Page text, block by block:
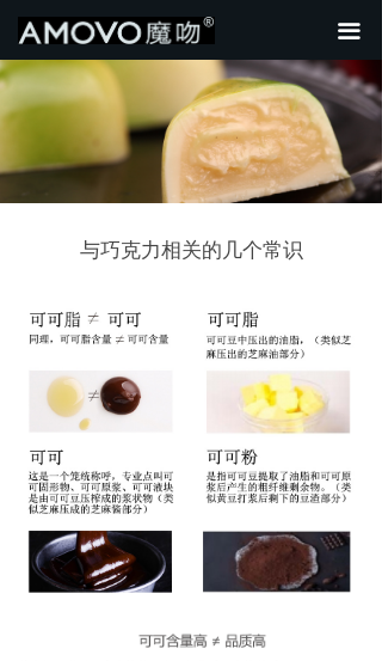
끀
首页
关于我们
行业资讯与巧克力相关的几个常识